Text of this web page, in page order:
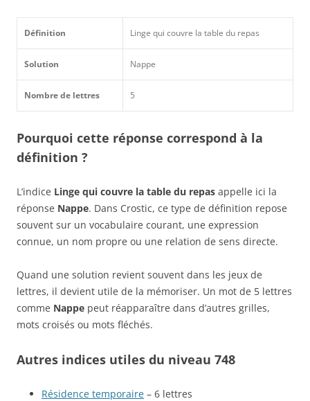
Définition Linge qui couvre la table du repas
Solution Nappe
Nombre de lettres 5
Pourquoi cette réponse correspond à la
définition ?
L’indice Linge qui couvre la table du repas appelle ici la
réponse Nappe. Dans Crostic, ce type de définition repose
souvent sur un vocabulaire courant, une expression
connue, un nom propre ou une relation de sens directe.
Quand une solution revient souvent dans les jeux de
lettres, il devient utile de la mémoriser. Un mot de 5 lettres
comme Nappe peut réapparaître dans d’autres grilles,
mots croisés ou mots fléchés.
Autres indices utiles du niveau 748
Résidence temporaire – 6 lettres